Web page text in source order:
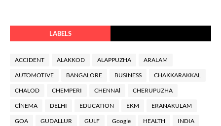
LABELS
ACCIDENT ALAKKOD ALAPPUZHA ARALAM
AUTOMOTIVE BANGALORE BUSINESS CHAKKARAKKAL
CHALOD CHEMPERI CHENNAl CHERUPUZHA
ClNEMA DELHI EDUCATION EKM ERANAKULAM
GOA GUDALLUR GULF Google HEALTH INDIA